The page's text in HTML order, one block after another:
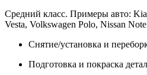
Средний класс. Примеры авто:
Vesta, Volkswagen Polo, Nissan Note
Снятие/установка и
Подготовка и покраска